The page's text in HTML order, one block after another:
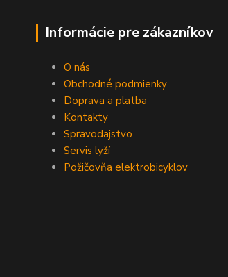
Informácie pre zákazníkov
O nás
Obchodné podmienky
Doprava a platba
Kontakty
Spravodajstvo
Servis lyží
Požičovňa elektrobicyklov